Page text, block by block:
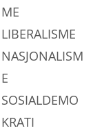
ME
LIBERALISME
NASJONALISM
E
SOSIALDEMO
KRATI